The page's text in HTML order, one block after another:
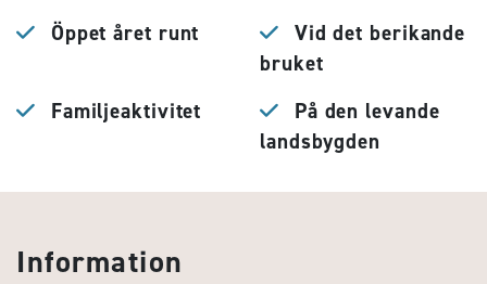
Öppet året runt
Vid det berikande
bruket
Familjeaktivitet
På den levande
landsbygden
Information